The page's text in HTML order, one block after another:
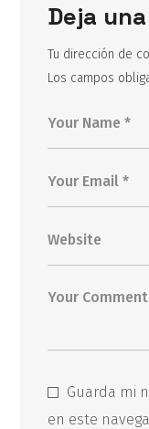
Deja
Tu dirección de
Los campos
Guarda mi
en este